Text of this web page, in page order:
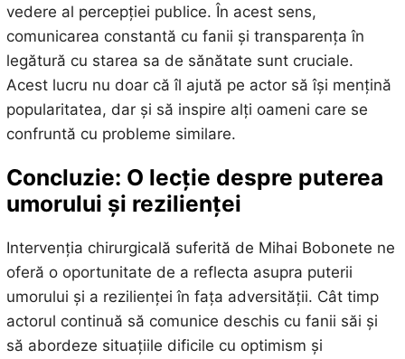
vedere al percepției publice. În acest sens,
comunicarea constantă cu fanii și transparența în
legătură cu starea sa de sănătate sunt cruciale.
Acest lucru nu doar că îl ajută pe actor să își mențină
popularitatea, dar și să inspire alți oameni care se
confruntă cu probleme similare.
Concluzie: O lecție despre puterea
umorului și rezilienței
Intervenția chirurgicală suferită de Mihai Bobonete ne
oferă o oportunitate de a reflecta asupra puterii
umorului și a rezilienței în fața adversității. Cât timp
actorul continuă să comunice deschis cu fanii săi și
să abordeze situațiile dificile cu optimism și